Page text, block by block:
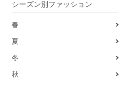
シーズン別ファッション
春
夏
冬
秋